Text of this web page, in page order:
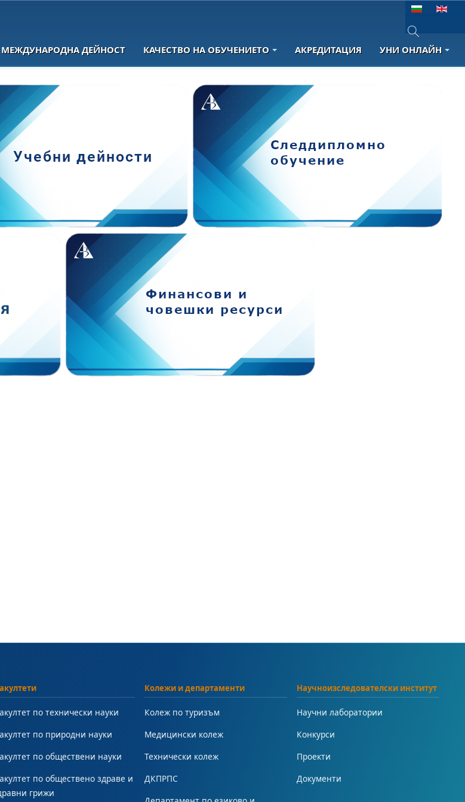
Изберете език
Type 2 or
МЕЖДУНАРОДНА ДЕЙНОСТ КАЧЕСТВО НА ОБУЧЕНИЕТО АКРЕДИТАЦИЯ УНИ ОНЛАЙН
по технически науки
по природни науки
по обществени науки
по обществено здраве и
грижи
Колежи и департаменти
Колеж по туризъм
Медицински колеж
Технически колеж
ДКПРПС
Научноизследователски институт
Научни лаборатории
Конкурси
Проекти
Документи